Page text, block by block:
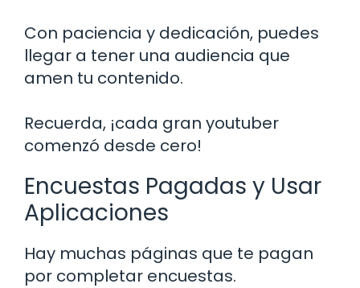
Con paciencia y dedicación, puedes
llegar a tener una audiencia que
amen tu contenido.
Recuerda, ¡cada gran youtuber
comenzó desde cero!
Encuestas Pagadas y Usar
Aplicaciones
Hay muchas páginas que te pagan
por completar encuestas.